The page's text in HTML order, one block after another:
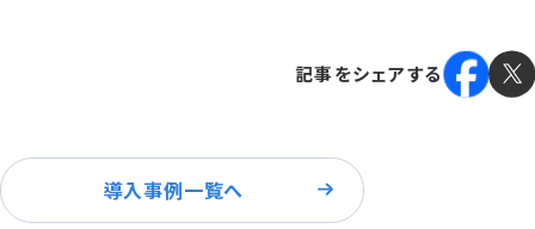
記事をシェアする
導入事例一覧へ